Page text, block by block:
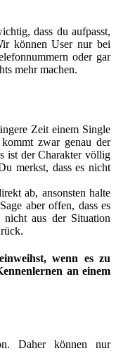
dass du aufpasst,
können User nur bei
oder gar
mehr machen.
Zeit einem Single
zwar genau der
ist der Charakter völlig
merkst, dass es nicht
ab, ansonsten halte
aber offen, dass es
aus der Situation
wenn es zu
an einem
Daher können nur